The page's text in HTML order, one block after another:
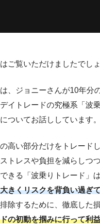
ご覧いただけましたでし
、ジョニーさんが10年分
イトレードの究極系「波
ついてお話ししています。
の高い部分だけをトレード
トレスや負担を減らしつ
きる「波乗りトレード」
きくリスクを背負い過ぎ
除するために、徹底した
の初動を掴みに行って利